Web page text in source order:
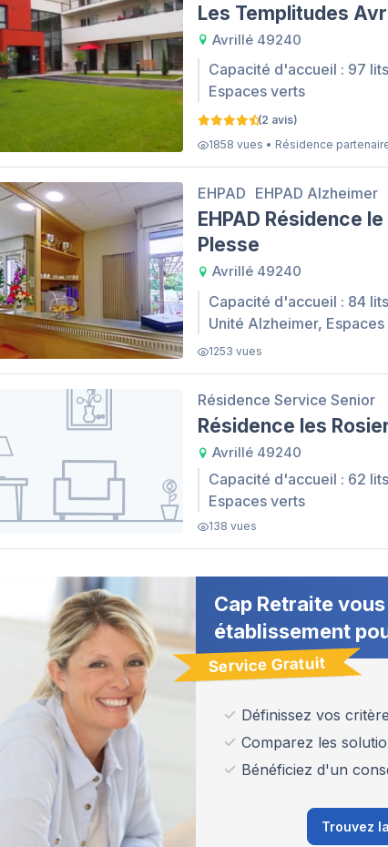
Les Templitudes
Avrillé 49240
Capacité d'accueil : 97 lits
Espaces verts
(2 avis)
1858 vues • Résidence
EHPAD EHPAD Alzheimer
EHPAD Résidence
Plesse
Avrillé 49240
Capacité d'accueil : 84 lits
Unité Alzheimer,
1253 vues
Résidence Service Senior
Résidence les
Avrillé 49240
Capacité d'accueil : 62 lits
Espaces verts
138 vues
Cap Retraite
établissement
Service Gratuit
Définissez vos
Comparez les
Bénéficiez d'un
Trouvez